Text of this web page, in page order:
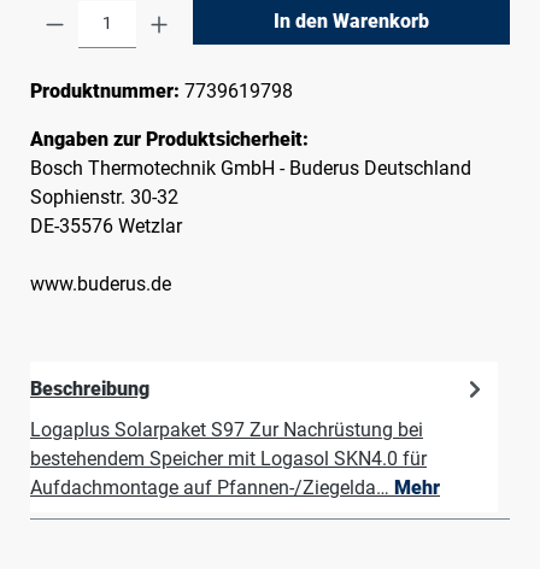
Produkt Anzahl: Gib den gewünschten
In den Warenkorb
Produktnummer: 7739619798
Angaben zur Produktsicherheit:
Bosch Thermotechnik GmbH - Buderus Deutschland
Sophienstr. 30-32
DE-35576 Wetzlar
www.buderus.de
Beschreibung
Logaplus Solarpaket S97 Zur Nachrüstung bei
bestehendem Speicher mit Logasol SKN4.0 für
Aufdachmontage auf Pfannen-/Ziegelda… Mehr